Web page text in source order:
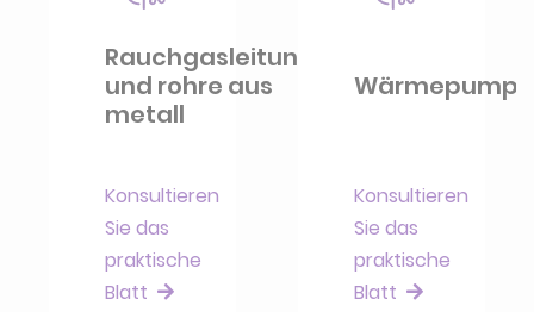
Rauchgasleitungen
und rohre aus
metall
Konsultieren
Sie das
praktische
Blatt
Konsultieren
Sie das
praktische
Blatt